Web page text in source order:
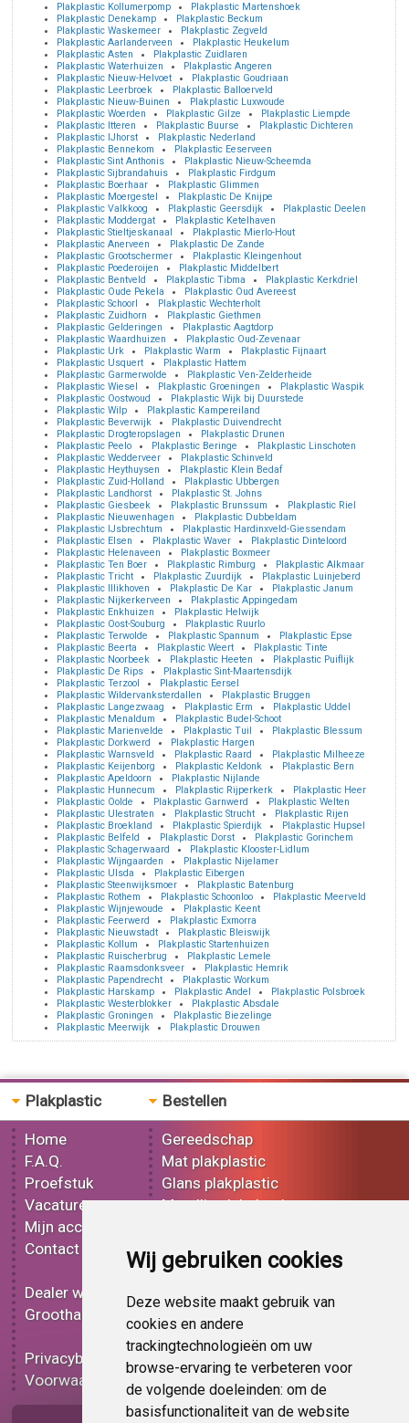
Wij gebruiken cookies
Deze website maakt gebruik van
cookies en andere
trackingtechnologieën om uw
browse-ervaring te verbeteren voor
de volgende doeleinden: om de
basisfunctionaliteit van de website
Plakplastic Kollumerpomp
Plakplastic Martenshoek
Plakplastic Denekamp
Plakplastic Beckum
Plakplastic Waskemeer
Plakplastic Zegveld
Plakplastic Aarlanderveen
Plakplastic Heukelum
Plakplastic Asten
Plakplastic Zuidlaren
Plakplastic Waterhuizen
Plakplastic Angeren
Plakplastic Nieuw-Helvoet
Plakplastic Goudriaan
Plakplastic Leerbroek
Plakplastic Balloerveld
Plakplastic Nieuw-Buinen
Plakplastic Luxwoude
Plakplastic Woerden
Plakplastic Gilze
Plakplastic Liempde
Plakplastic Itteren
Plakplastic Buurse
Plakplastic Dichteren
Plakplastic IJhorst
Plakplastic Nederland
Plakplastic Bennekom
Plakplastic Eeserveen
Plakplastic Sint Anthonis
Plakplastic Nieuw-Scheemda
Plakplastic Sijbrandahuis
Plakplastic Firdgum
Plakplastic Boerhaar
Plakplastic Glimmen
Plakplastic Moergestel
Plakplastic De Knijpe
Plakplastic Valkkoog
Plakplastic Geersdijk
Plakplastic Deelen
Plakplastic Moddergat
Plakplastic Ketelhaven
Plakplastic Stieltjeskanaal
Plakplastic Mierlo-Hout
Plakplastic Anerveen
Plakplastic De Zande
Plakplastic Grootschermer
Plakplastic Kleingenhout
Plakplastic Poederoijen
Plakplastic Middelbert
Plakplastic Bentveld
Plakplastic Tibma
Plakplastic Kerkdriel
Plakplastic Oude Pekela
Plakplastic Oud Avereest
Plakplastic Schoorl
Plakplastic Wechterholt
Plakplastic Zuidhorn
Plakplastic Giethmen
Plakplastic Gelderingen
Plakplastic Aagtdorp
Plakplastic Waardhuizen
Plakplastic Oud-Zevenaar
Plakplastic Urk
Plakplastic Warm
Plakplastic Fijnaart
Plakplastic Usquert
Plakplastic Hattem
Plakplastic Garmerwolde
Plakplastic Ven-Zelderheide
Plakplastic Wiesel
Plakplastic Groeningen
Plakplastic Waspik
Plakplastic Oostwoud
Plakplastic Wijk bij Duurstede
Plakplastic Wilp
Plakplastic Kampereiland
Plakplastic Beverwijk
Plakplastic Duivendrecht
Plakplastic Drogteropslagen
Plakplastic Drunen
Plakplastic Peelo
Plakplastic Beringe
Plakplastic Linschoten
Plakplastic Wedderveer
Plakplastic Schinveld
Plakplastic Heythuysen
Plakplastic Klein Bedaf
Plakplastic Zuid-Holland
Plakplastic Ubbergen
Plakplastic Landhorst
Plakplastic St. Johns
Plakplastic Giesbeek
Plakplastic Brunssum
Plakplastic Riel
Plakplastic Nieuwenhagen
Plakplastic Dubbeldam
Plakplastic IJsbrechtum
Plakplastic Hardinxveld-Giessendam
Plakplastic Elsen
Plakplastic Waver
Plakplastic Dinteloord
Plakplastic Helenaveen
Plakplastic Boxmeer
Plakplastic Ten Boer
Plakplastic Rimburg
Plakplastic Alkmaar
Plakplastic Tricht
Plakplastic Zuurdijk
Plakplastic Luinjeberd
Plakplastic Illikhoven
Plakplastic De Kar
Plakplastic Janum
Plakplastic Nijkerkerveen
Plakplastic Appingedam
Plakplastic Enkhuizen
Plakplastic Helwijk
Plakplastic Oost-Souburg
Plakplastic Ruurlo
Plakplastic Terwolde
Plakplastic Spannum
Plakplastic Epse
Plakplastic Beerta
Plakplastic Weert
Plakplastic Tinte
Plakplastic Noorbeek
Plakplastic Heeten
Plakplastic Puiflijk
Plakplastic De Rips
Plakplastic Sint-Maartensdijk
Plakplastic Terzool
Plakplastic Eersel
Plakplastic Wildervanksterdallen
Plakplastic Bruggen
Plakplastic Langezwaag
Plakplastic Erm
Plakplastic Uddel
Plakplastic Menaldum
Plakplastic Budel-Schoot
Plakplastic Marienvelde
Plakplastic Tuil
Plakplastic Blessum
Plakplastic Dorkwerd
Plakplastic Hargen
Plakplastic Warnsveld
Plakplastic Raard
Plakplastic Milheeze
Plakplastic Keijenborg
Plakplastic Keldonk
Plakplastic Bern
Plakplastic Apeldoorn
Plakplastic Nijlande
Plakplastic Hunnecum
Plakplastic Rijperkerk
Plakplastic Heer
Plakplastic Oolde
Plakplastic Garnwerd
Plakplastic Welten
Plakplastic Ulestraten
Plakplastic Strucht
Plakplastic Rijen
Plakplastic Broekland
Plakplastic Spierdijk
Plakplastic Hupsel
Plakplastic Belfeld
Plakplastic Dorst
Plakplastic Gorinchem
Plakplastic Schagerwaard
Plakplastic Klooster-Lidlum
Plakplastic Wijngaarden
Plakplastic Nijelamer
Plakplastic Ulsda
Plakplastic Eibergen
Plakplastic Steenwijksmoer
Plakplastic Batenburg
Plakplastic Rothem
Plakplastic Schoonloo
Plakplastic Meerveld
Plakplastic Wijnjewoude
Plakplastic Keent
Plakplastic Feerwerd
Plakplastic Exmorra
Plakplastic Nieuwstadt
Plakplastic Bleiswijk
Plakplastic Kollum
Plakplastic Startenhuizen
Plakplastic Ruischerbrug
Plakplastic Lemele
Plakplastic Raamsdonksveer
Plakplastic Hemrik
Plakplastic Papendrecht
Plakplastic Workum
Plakplastic Harskamp
Plakplastic Andel
Plakplastic Polsbroek
Plakplastic Westerblokker
Plakplastic Absdale
Plakplastic Groningen
Plakplastic Biezelinge
Plakplastic Meerwijk
Plakplastic Drouwen
Plakplastic
Home
F.A.Q.
Proefstuk
Vacatures
Mijn account
Contact
Dealer worden
Groothandel
Privacybeleid
Voorwaarden
Bestellen
Gereedschap
Mat plakplastic
Glans plakplastic
Metallic plakplastic
Effect plakplastic
Bedrukt plakplastic
Carbon plakplastic
Lampen folie
Functionele folie
Plakplastic korting
Op bestelling